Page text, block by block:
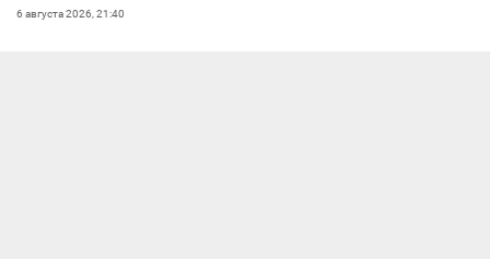
6 августа 2026, 21:40